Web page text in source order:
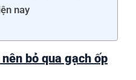
nay
bỏ qua gạch ốp